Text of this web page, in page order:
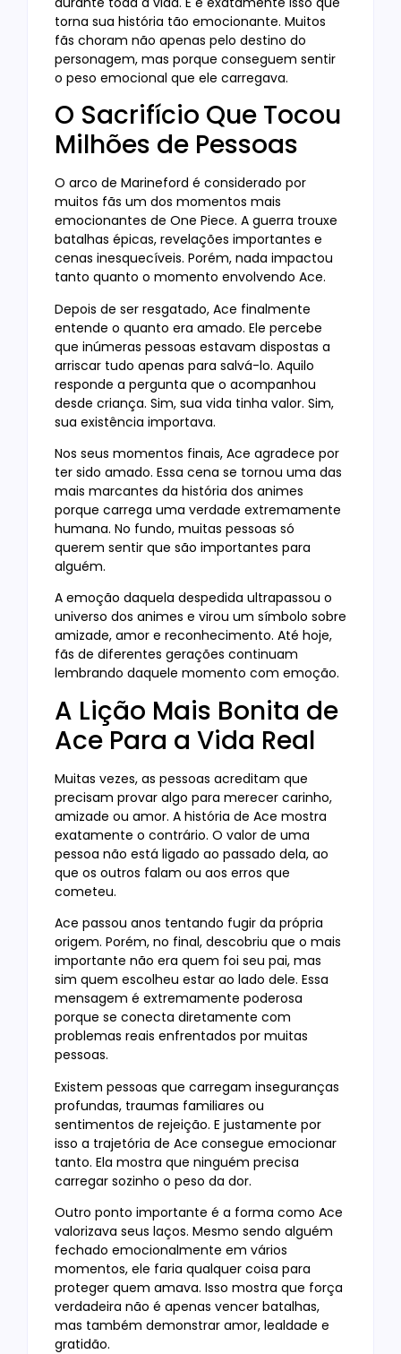
torna sua história tão emocionante. Muitos
fãs choram não apenas pelo destino do
personagem, mas porque conseguem sentir
o peso emocional que ele carregava.
O Sacrifício Que Tocou
Milhões de Pessoas
O arco de Marineford é considerado por
muitos fãs um dos momentos mais
emocionantes de One Piece. A guerra trouxe
batalhas épicas, revelações importantes e
cenas inesquecíveis. Porém, nada impactou
tanto quanto o momento envolvendo Ace.
Depois de ser resgatado, Ace finalmente
entende o quanto era amado. Ele percebe
que inúmeras pessoas estavam dispostas a
arriscar tudo apenas para salvá-lo. Aquilo
responde a pergunta que o acompanhou
desde criança. Sim, sua vida tinha valor. Sim,
sua existência importava.
Nos seus momentos finais, Ace agradece por
ter sido amado. Essa cena se tornou uma das
mais marcantes da história dos animes
porque carrega uma verdade extremamente
humana. No fundo, muitas pessoas só
querem sentir que são importantes para
alguém.
A emoção daquela despedida ultrapassou o
universo dos animes e virou um símbolo sobre
amizade, amor e reconhecimento. Até hoje,
fãs de diferentes gerações continuam
lembrando daquele momento com emoção.
A Lição Mais Bonita de
Ace Para a Vida Real
Muitas vezes, as pessoas acreditam que
precisam provar algo para merecer carinho,
amizade ou amor. A história de Ace mostra
exatamente o contrário. O valor de uma
pessoa não está ligado ao passado dela, ao
que os outros falam ou aos erros que
cometeu.
Ace passou anos tentando fugir da própria
origem. Porém, no final, descobriu que o mais
importante não era quem foi seu pai, mas
sim quem escolheu estar ao lado dele. Essa
mensagem é extremamente poderosa
porque se conecta diretamente com
problemas reais enfrentados por muitas
pessoas.
Existem pessoas que carregam inseguranças
profundas, traumas familiares ou
sentimentos de rejeição. E justamente por
isso a trajetória de Ace consegue emocionar
tanto. Ela mostra que ninguém precisa
carregar sozinho o peso da dor.
Outro ponto importante é a forma como Ace
valorizava seus laços. Mesmo sendo alguém
fechado emocionalmente em vários
momentos, ele faria qualquer coisa para
proteger quem amava. Isso mostra que força
verdadeira não é apenas vencer batalhas,
mas também demonstrar amor, lealdade e
gratidão.